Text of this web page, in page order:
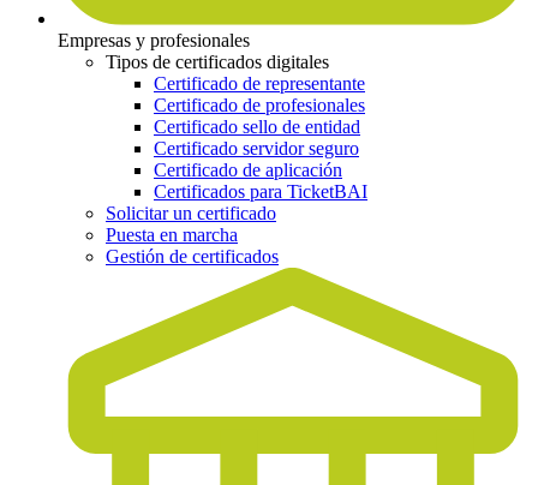
Empresas y profesionales
Tipos de certificados digitales
Certificado de representante
Certificado de profesionales
Certificado sello de entidad
Certificado servidor seguro
Certificado de aplicación
Certificados para TicketBAI
Solicitar un certificado
Puesta en marcha
Gestión de certificados